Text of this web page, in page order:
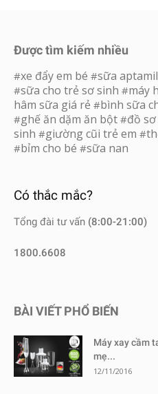
Được tìm kiếm nhiều
#xe đẩy em bé #sữa aptamil
#sữa cho trẻ sơ sinh #máy
hâm sữa giá rẻ #bình sữa
#ghế ăn dặm ăn bột #đồ
sinh #giường cũi trẻ em #
#bỉm cho bé #sữa nan
Có thắc mắc?
Tổng đài tư vấn (8:00-21:00)
1800.6608
BÀI VIẾT PHỔ BIẾN
Máy xay cầm
mẹ...
12/11/2016